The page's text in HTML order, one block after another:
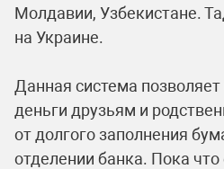
Молдавии, Узбекистане.
на Украине.
Данная система
деньги друзьям и
от долгого заполнения
отделении банка. Пока